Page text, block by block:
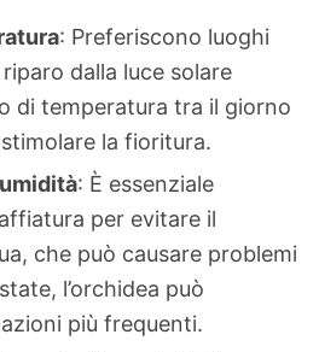
: Preferiscono luoghi
dalla luce solare
di temperatura tra il giorno
la fioritura.
: È essenziale
per evitare il
che può causare problemi
l’orchidea può
più frequenti.